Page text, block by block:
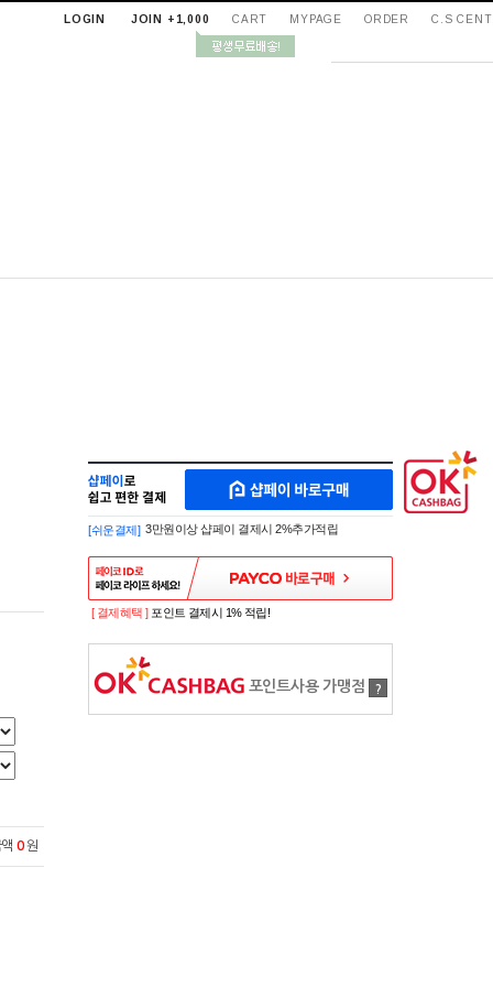
LOGIN JOIN +1,000 CART MYPAGE ORDER C.S
0 원
M
A
K
E
O
P
S
H
A
페
이
바
매
[쉬운결제] 3만원이상 샵페이 결제시 2%추가적립
[ 결제혜택 ] 포인트 결제시 1% 적립!
포인트사용 가맹점 ?